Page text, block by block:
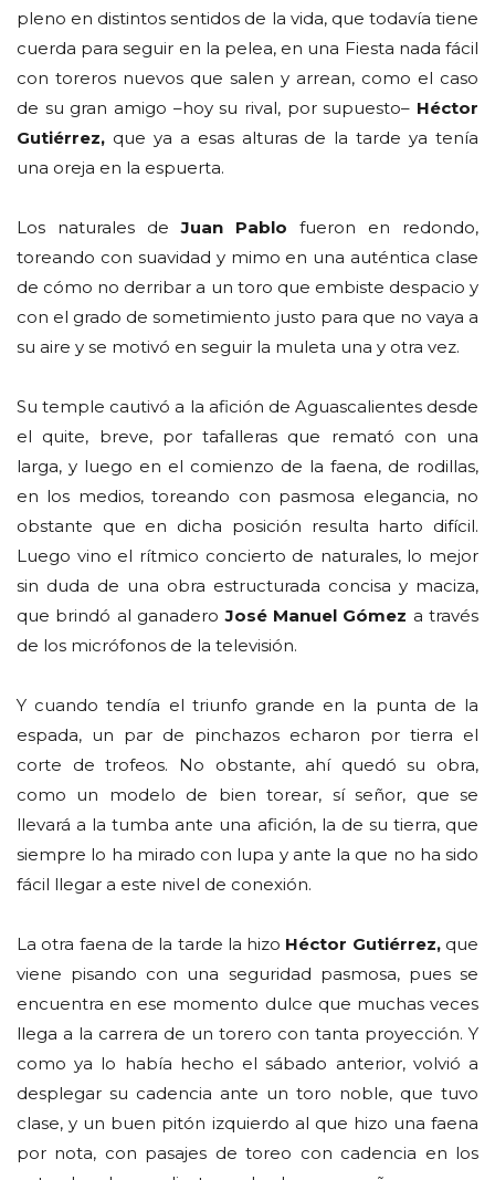
pleno en distintos sentidos de la vida, que todavía tiene
cuerda para seguir en la pelea, en una Fiesta nada fácil
con toreros nuevos que salen y arrean, como el caso
de su gran amigo –hoy su rival, por supuesto– Héctor
Gutiérrez, que ya a esas alturas de la tarde ya tenía
una oreja en la espuerta.
Los naturales deJuan Pablo fueron en redondo,
toreando con suavidad y mimo en una auténtica clase
de cómo no derribar a un toro que embiste despacio y
con el grado de sometimiento justo para que no vaya a
su aire y se motivó en seguir la muleta una y otra vez.
Su temple cautivó a la afición de Aguascalientes desde
el quite, breve, por tafalleras que remató con una
larga, y luego en el comienzo de la faena, de rodillas,
en los medios, toreando con pasmosa elegancia, no
obstante que en dicha posición resulta harto difícil.
Luego vino el rítmico concierto de naturales, lo mejor
sin duda de una obra estructurada concisa y maciza,
que brindó al ganaderoJosé Manuel Gómez a través
de los micrófonos de la televisión.
Y cuando tendía el triunfo grande en la punta de la
espada, un par de pinchazos echaron por tierra el
corte de trofeos. No obstante, ahí quedó su obra,
como un modelo de bien torear, sí señor, que se
llevará a la tumba ante una afición, la de su tierra, que
siempre lo ha mirado con lupa y ante la que no ha sido
fácil llegar a este nivel de conexión.
La otra faena de la tarde la hizo Héctor Gutiérrez,que
viene pisando con una seguridad pasmosa, pues se
encuentra en ese momento dulce que muchas veces
llega a la carrera de un torero con tanta proyección. Y
como ya lo había hecho el sábado anterior, volvió a
desplegar su cadencia ante un toro noble, que tuvo
clase, y un buen pitón izquierdo al que hizo una faena
por nota, con pasajes de toreo con cadencia en los